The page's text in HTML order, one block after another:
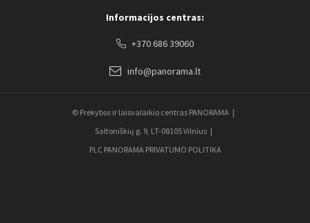
Informacijos centras:
+370 686 39060
info@panorama.lt
© Prekybos ir laisvalaikio centras PANORAMA
Saltoniškių g. 9, LT-08105 Vilnius
PLC PANORAMA PRIVATUMO POLITIKA